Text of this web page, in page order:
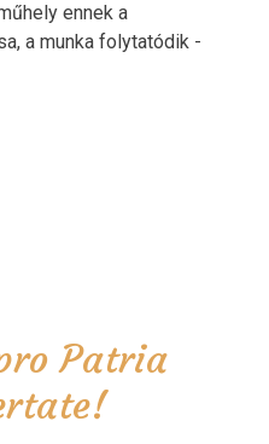
ennek a
a munka folytatódik -
Patria